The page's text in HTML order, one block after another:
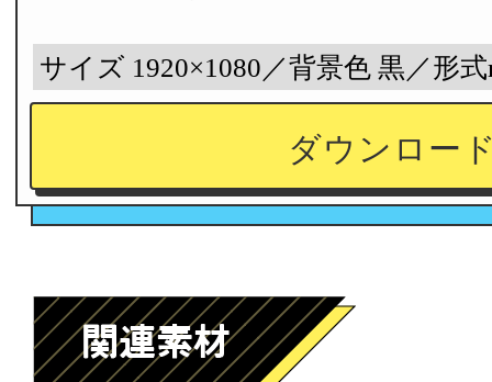
ダウンロー
サイズ 1920×1080／背景色 黒／形式